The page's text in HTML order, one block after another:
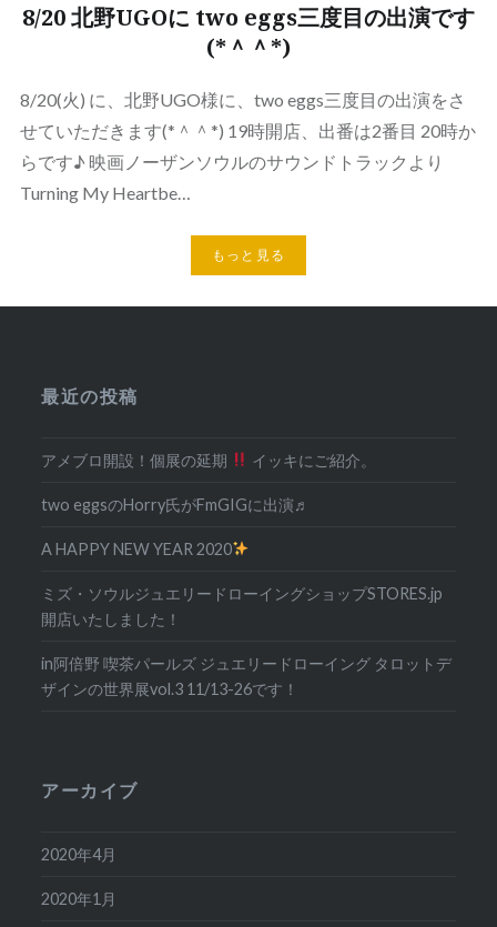
8/20 北野UGOに two eggs三度目の出演です
(*＾＾*)
8/20(火) に、北野UGO様に、two eggs三度目の出演をさ
せていただきます(*＾＾*) 19時開店、出番は2番目 20時か
らです♪ 映画ノーザンソウルのサウンドトラックより
Turning My Heartbe…
もっと見る
最近の投稿
アメブロ開設！個展の延期 イッキにご紹介。
two eggsのHorry氏がFmGIGに出演♬
A HAPPY NEW YEAR 2020
ミズ・ソウルジュエリードローイングショップSTORES.jp
開店いたしました！
in阿倍野 喫茶パールズ ジュエリードローイング タロットデ
ザインの世界展vol.3 11/13-26です！
アーカイブ
2020年4月
2020年1月